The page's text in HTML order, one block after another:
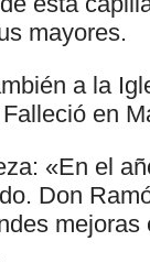
mayores.
a la
en
«En el
Don